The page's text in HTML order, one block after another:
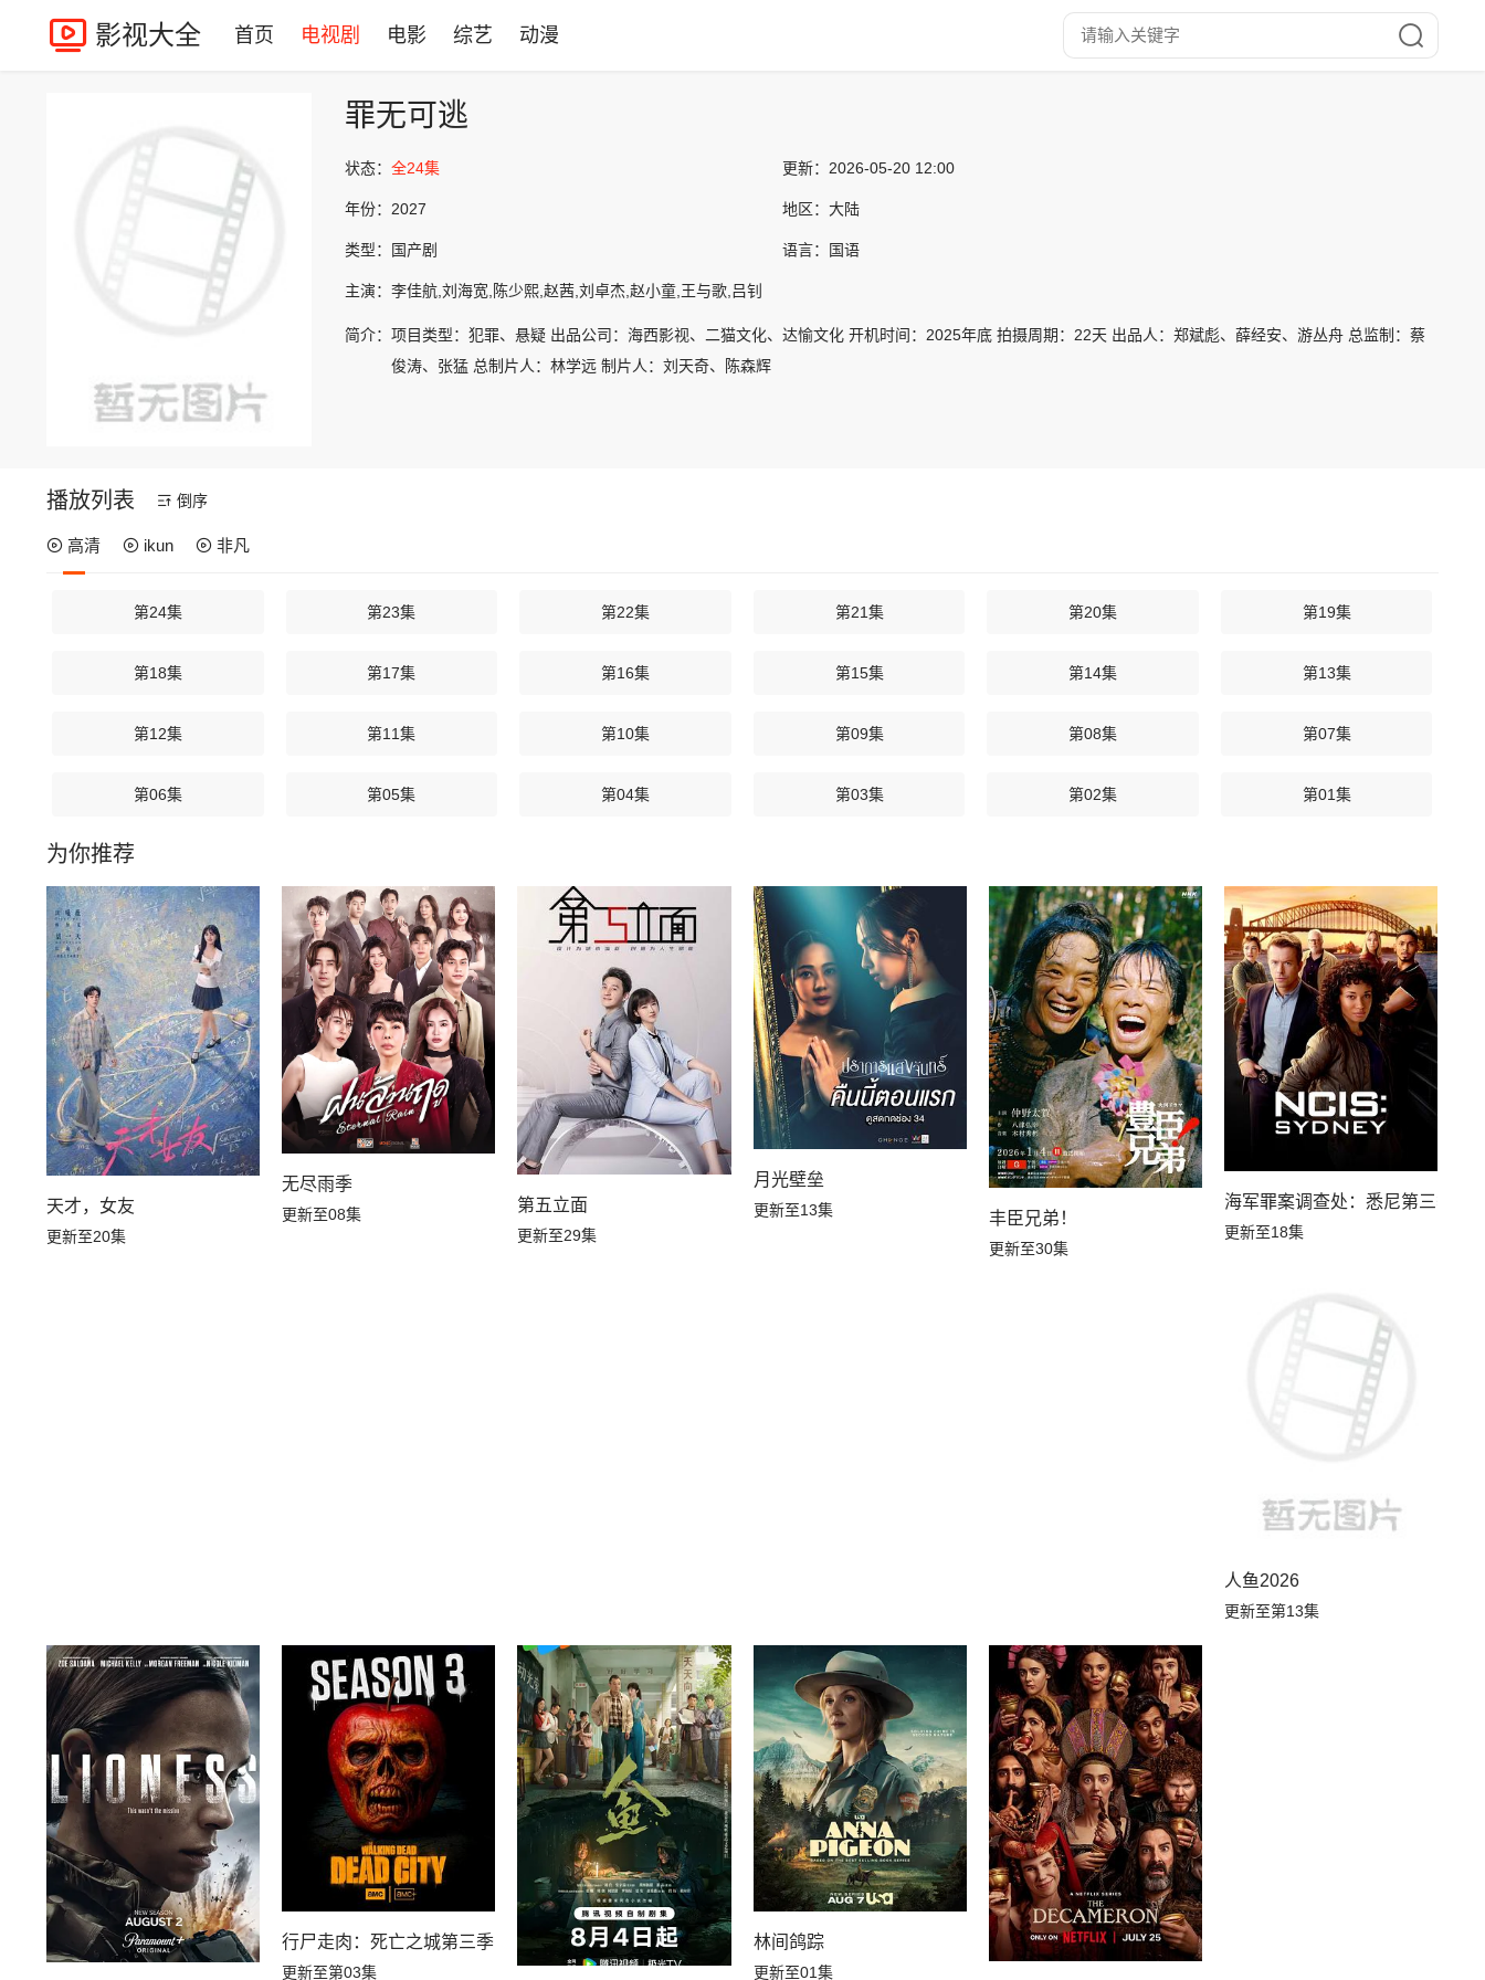
影视大全 首页 电视剧 电影 综艺 动漫
罪无可逃
状态： 全24集 更新： 2026-05-20 12:00
年份： 2027 地区： 大陆
类型： 国产剧 语言： 国语
主演： 李佳航,刘海宽,陈少熙,赵茜,刘卓杰,赵小童,王与歌,吕钊
简介： 项目类型：犯罪、悬疑 出品公司：海西影视、二猫文化、达愉文化 开机时间：2025年底 拍摄周期：22天 出品人：郑斌彪、薛经安、游丛舟 总监制：蔡
俊涛、张猛 总制片人：林学远 制片人：刘天奇、陈森辉
播放列表 倒序
高清 ikun 非凡
第24集 第23集 第22集 第21集 第20集 第19集
第18集 第17集 第16集 第15集 第14集 第13集
第12集 第11集 第10集 第09集 第08集 第07集
第06集 第05集 第04集 第03集 第02集 第01集
为你推荐
天才，女友
更新至20集
无尽雨季
更新至08集 第五立面
更新至29集
月光壁垒
更新至13集 丰臣兄弟！
更新至30集
海军罪案调查处：悉尼第三季
更新至18集
人鱼2026
更新至第13集
行尸走肉：死亡之城第三季
更新至第03集
林间鸽踪
更新至01集